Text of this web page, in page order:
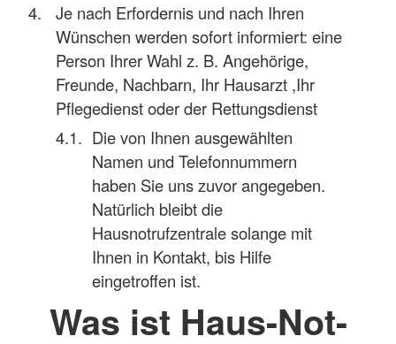
Je nach Erfordernis und nach Ihren
Wünschen werden sofort informiert: eine
Person Ihrer Wahl z. B. Angehörige,
Freunde, Nachbarn, Ihr Hausarzt ,Ihr
Pflegedienst oder der Rettungsdienst
Die von Ihnen ausgewählten
Namen und Telefonnummern
haben Sie uns zuvor angegeben.
Natürlich bleibt die
Hausnotrufzentrale solange mit
Ihnen in Kontakt, bis Hilfe
eingetroffen ist.
Was ist Haus-Not-